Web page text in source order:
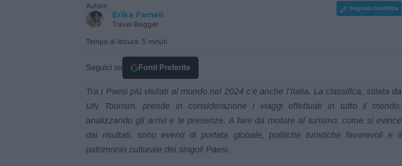
Autore:
Erika Fameli
Travel Blogger
Segnala modifica
Tempo di lettura: 5 minuti
Seguici su Fonti Preferite
Tra i Paesi più visitati al mondo nel 2024 c’è anche l’Italia. La classifica, stilata da
UN Tourism, prende in considerazione i viaggi effettuati in tutto il mondo,
analizzando gli arrivi e le presenze. A fare da motore al turismo, come si evince
dai risultati, sono eventi di portata globale, politiche turistiche favorevoli e il
patrimonio culturale dei singoli Paesi.